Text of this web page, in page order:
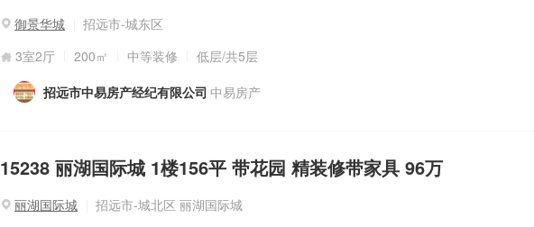
御景华城
招远市-城东区
3室2厅
200㎡ 中等装修 低层/共5层
招远市中易房产经纪有限公司 中易房产
15238 丽湖国际城 1楼156平 带花园 精装修带家具 96万
丽湖国际城
招远市-城北区 丽湖国际城